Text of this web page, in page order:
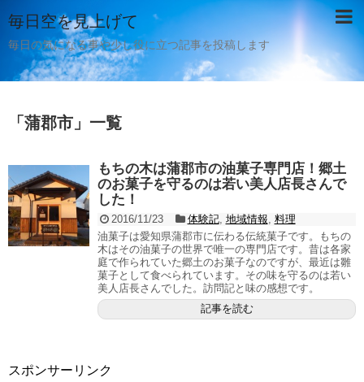
毎日空を見上げて
毎日の気になる事や少し役に立つ記事を投稿します
「 蒲郡市 」 一覧
もちの木は蒲郡市の油菓子専門店！郷土
のお菓子を守るのは若い美人店長さんで
した！
2016/11/23 体験記, 地域情報 料理
油菓子は愛知県蒲郡市に伝わる伝統菓子です。もちの
木はその油菓子の世界で唯一の専門店です。昔は各家
庭で作られていた郷土のお菓子なのですが、最近は雛
菓子として食べられています。その味を守るのは若い
美人店長さんでした。訪問記と味の感想です。
記事を読む
スポンサーリンク